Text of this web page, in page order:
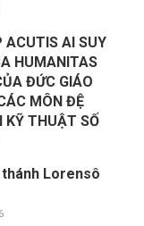
ACUTIS AI SUY
HUMANITAS
ĐỨC GIÁO
MÔN ĐỆ
KỸ THUẬT SỐ
thánh Lorensô